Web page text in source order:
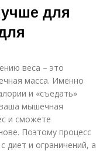
для
веса – это
масса. Именно
и «съедать»
мышечная
и сможете
Поэтому процесс
диет и ограничений, а